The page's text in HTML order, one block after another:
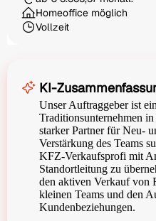
Gehalt
Homeoffice möglich
Beschäftigungsart
Vollzeit
KI-
Unser Auftraggeber ist
Traditionsunternehmen
starker Partner für Neu-
Verstärkung des Teams
KFZ-Verkaufsprofi mit
Standortleitung zu
den aktiven Verkauf von
kleinen Teams und den
Kundenbeziehungen.